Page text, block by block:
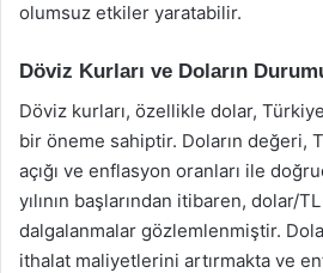
olumsuz etkiler yaratabilir.
Döviz Kurları ve Doların
Döviz kurları, özellikle dolar,
bir öneme sahiptir. Doların değeri,
açığı ve enflasyon oranları ile
yılının başlarından itibaren, dolar/
dalgalanmalar gözlemlenmiştir.
ithalat maliyetlerini artırmakta ve